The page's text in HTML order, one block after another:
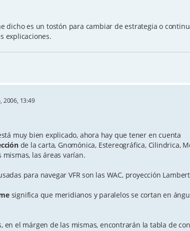
dicho es un tostón para cambiar de estrategia o
explicaciones.
2006, 13:49
muy bien explicado, ahora hay que tener en cuenta
de la carta, Gnomónica, Estereográfica, Cilindrica,
mismas, las áreas varían.
para navegar VFR son las WAC, proyección
significa que meridianos y paralelos se cortan en
en el márgen de las mismas, encontrarán la tabla de